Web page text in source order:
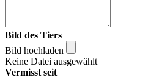
Bild des Tiers
Bild hochladen
Keine Datei ausgewählt
Vermisst seit